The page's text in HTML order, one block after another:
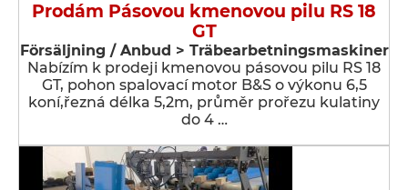
Prodám Pásovou kmenovou pilu RS 18
GT
Försäljning / Anbud > Träbearbetningsmaskiner
Nabízím k prodeji kmenovou pásovou pilu RS 18
GT, pohon spalovací motor B&S o výkonu 6,5
koní,řezná délka 5,2m, průměr prořezu kulatiny
do 4 …